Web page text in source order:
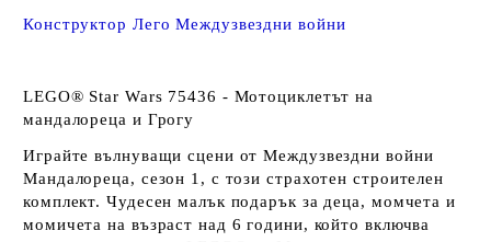
Конструктор Лего Междузвездни войни
LEGO® Star Wars 75436 - Мотоциклетът на
мандалореца и Грогу
Играйте вълнуващи сцени от Междузвездни войни
Мандалореца, сезон 1, с този страхотен строителен
комплект. Чудесен малък подарък за деца, момчета и
момичета на възраст над 6 години, който включва